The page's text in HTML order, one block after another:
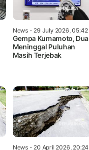
News- 29 July 2026, 05:42
Gempa Kumamoto, Dua
Meninggal Puluhan
Masih Terjebak
News- 20 April 2026, 20:24